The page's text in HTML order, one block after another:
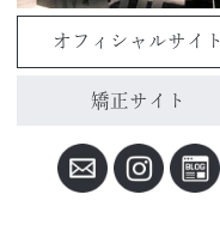
オフィシャルサイト
矯正サイト